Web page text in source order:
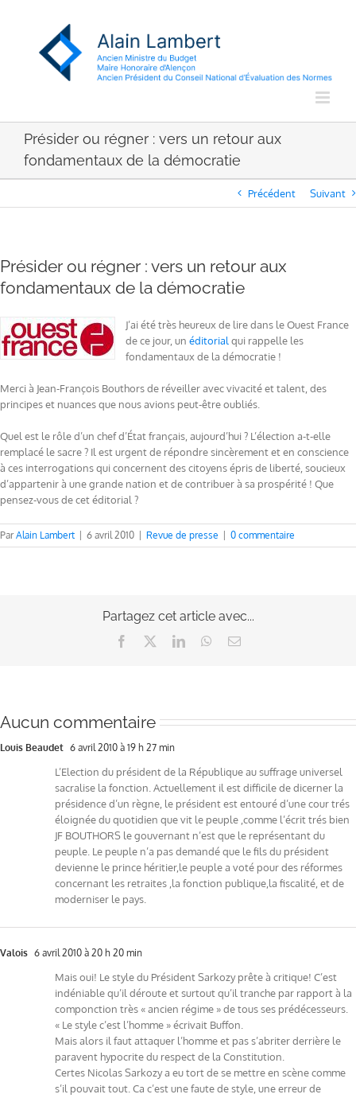
Présider ou régner : vers un retour aux
fondamentaux de la démocratie
Précédent Suivant
Présider ou régner : vers un retour aux
fondamentaux de la démocratie
J’ai été très heureux de lire dans le Ouest France
de ce jour, un éditorial qui rappelle les
fondamentaux de la démocratie !
Merci à Jean-François Bouthors de réveiller avec vivacité et talent, des
principes et nuances que nous avions peut-être oubliés.
Quel est le rôle d’un chef d’État français, aujourd’hui ? L’élection a-t-elle
remplacé le sacre ? Il est urgent de répondre sincèrement et en conscience
à ces interrogations qui concernent des citoyens épris de liberté, soucieux
d’appartenir à une grande nation et de contribuer à sa prospérité ! Que
pensez-vous de cet éditorial ?
ParAlain Lambert 6 avril 2010 Revue de presse 0 commentaire
Partagez cet article avec...
Facebook LinkedInWhatsApp
Email
Aucun commentaire
Louis Beaudet 6 avril 2010 à 19 h 27 min
L’Election du président de la République au suffrage universel
sacralise la fonction. Actuellement il est difficile de dicerner la
présidence d’un règne, le président est entouré d’une cour trés
éloignée du quotidien que vit le peuple ,comme l’écrit trés bien
JF BOUTHORS le gouvernant n’est que le représentant du
peuple. Le peuple n’a pas demandé que le fils du président
devienne le prince héritier,le peuple a voté pour des réformes
concernant les retraites ,la fonction publique,la fiscalité, et de
moderniser le pays.
Valois 6 avril 2010 à 20 h 20 min
Mais oui! Le style du Président Sarkozy prête à critique! C’est
indéniable qu’il déroute et surtout qu’il tranche par rapport à la
componction très « ancien régime » de tous ses prédécesseurs.
« Le style c’est l’homme » écrivait Buffon.
Mais alors il faut attaquer l’homme et pas s’abriter derrière le
paravent hypocrite du respect de la Constitution.
Certes Nicolas Sarkozy a eu tort de se mettre en scène comme
s’il pouvait tout. Ca c’est une faute de style, une erreur de